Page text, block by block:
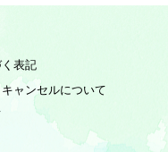
表記
ャンセルについて